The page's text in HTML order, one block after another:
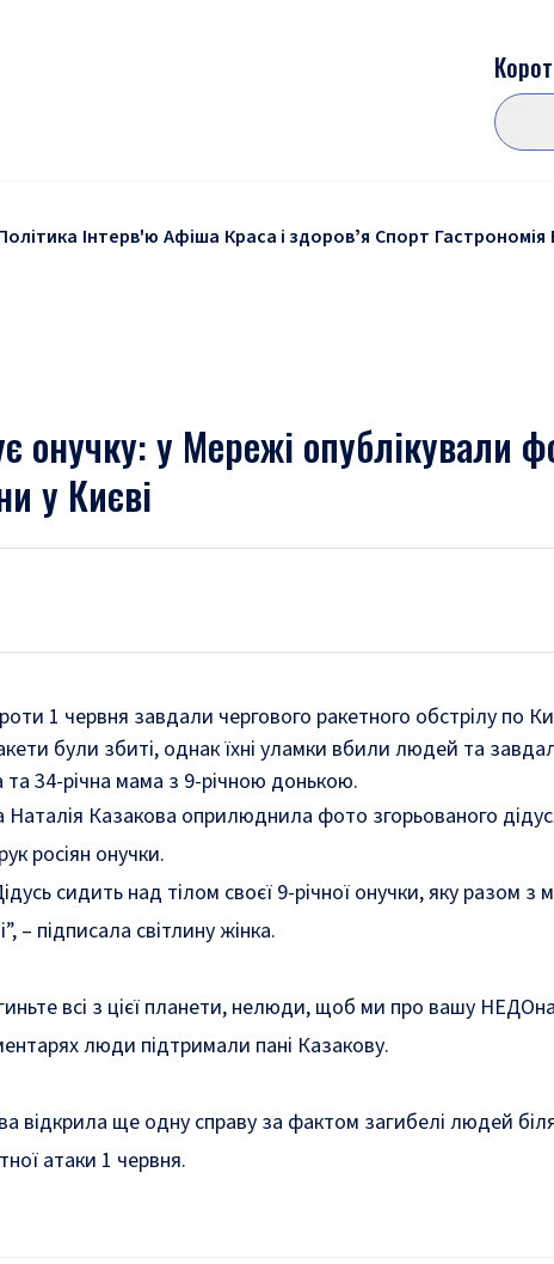
Інтерв'ю Афіша Краса і здоровʼя Спорт Гастрономія
онучку: у Мережі опублікували
у Києві
проти 1 червня завдали чергового ракетного обстрілу по
були збиті, однак їхні уламки вбили людей та
та 34-річна мама з 9-річною донькою.
Казакова оприлюднила фото згорьованого
росіян онучки.
сидить над тілом своєї 9-річної онучки, яку разом
– підписала світлину жінка.
всі з цієї планети, нелюди, щоб ми про вашу
люди підтримали пані Казакову.
відкрила ще одну справу за фактом загибелі людей
атаки 1 червня.